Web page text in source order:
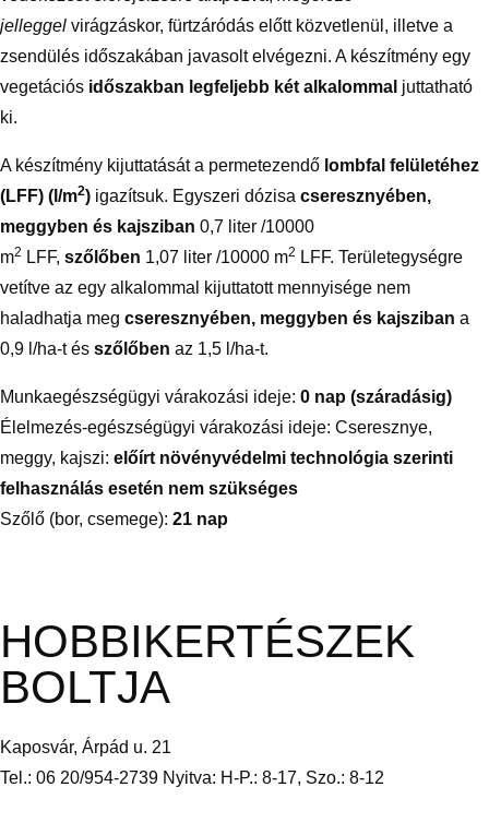
jelleggel virágzáskor, fürtzáródás előtt közvetlenül, illetve a
zsendülés időszakában javasolt elvégezni. A készítmény egy
vegetációs időszakban legfeljebb két alkalommal juttatható
ki.
A készítmény kijuttatását a permetezendő lombfal felületéhez
(LFF) (l/m2) igazítsuk. Egyszeri dózisa cseresznyében,
meggyben és kajsziban 0,7 liter /10000
m2 LFF, szőlőben 1,07 liter /10000 m2 LFF. Területegységre
vetítve az egy alkalommal kijuttatott mennyisége nem
haladhatja meg cseresznyében, meggyben és kajsziban a
0,9 l/ha-t és szőlőben az 1,5 l/ha-t.
Munkaegészségügyi várakozási ideje: 0 nap (száradásig)
Élelmezés-egészségügyi várakozási ideje: Cseresznye,
meggy, kajszi: előírt növényvédelmi technológia szerinti
felhasználás esetén nem szükséges
Szőlő (bor, csemege): 21 nap
HOBBIKERTÉSZEK
BOLTJA
Kaposvár, Árpád u. 21
Tel.: 06 20/954-2739 Nyitva: H-P.: 8-17, Szo.: 8-12